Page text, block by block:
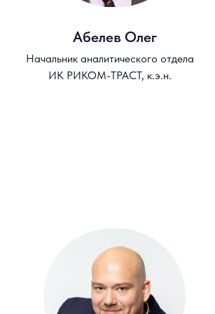
Абелев Олег
Начальник аналитического отдела
ИК РИКОМ-ТРАСТ, к.э.н.